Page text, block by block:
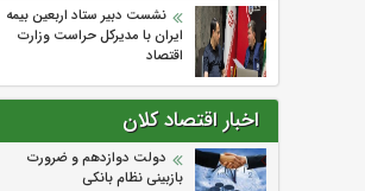
نشست دبیر ستاد اربعین بیمه
ایران با مدیرکل حراست وزارت
اقتصاد
اخبار اقتصاد کلان
دولت دوازدهم و ضرورت
بازبینی نظام بانکی